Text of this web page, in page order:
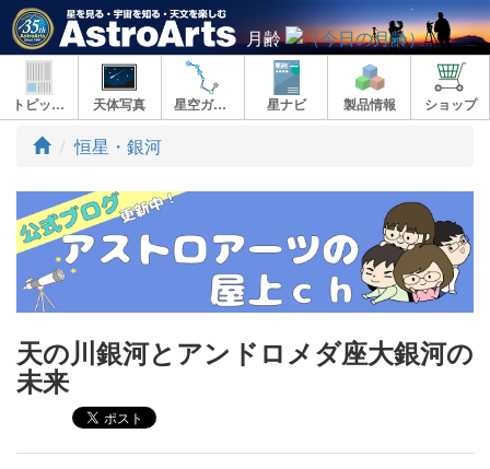
月齢
トピックス 天体写真 星空ガイド 星ナビ 製品情報 ショップ
ト
プ
恒星・銀河
天の川銀河とアンドロメダ座大銀河の
未来